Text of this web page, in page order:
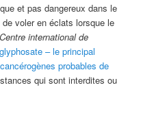
et pas dangereux dans le
voler en éclats lorsque le
Centre international de
– le principal
probables de
qui sont interdites ou